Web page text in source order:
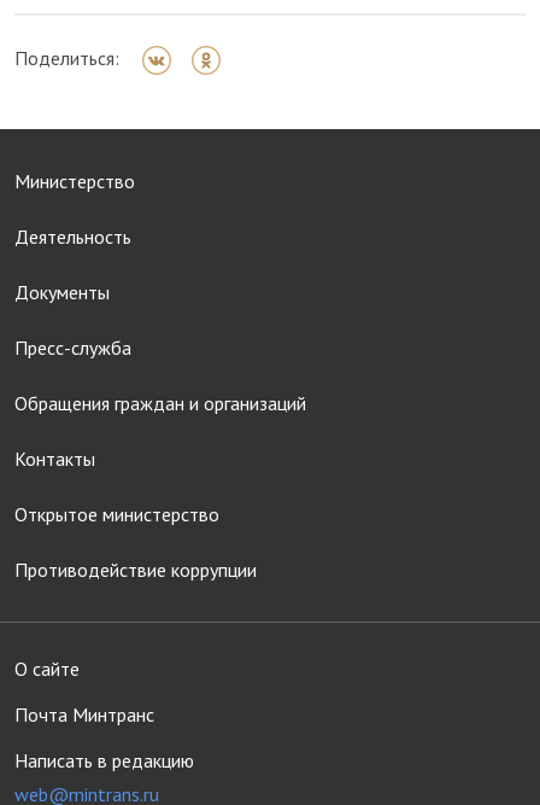
Поделиться:
Министерство
Деятельность
Документы
Пресс-служба
Обращения граждан и организаций
Контакты
Открытое министерство
Противодействие коррупции
О сайте
Почта Минтранс
Написать в редакцию
web@mintrans.ru